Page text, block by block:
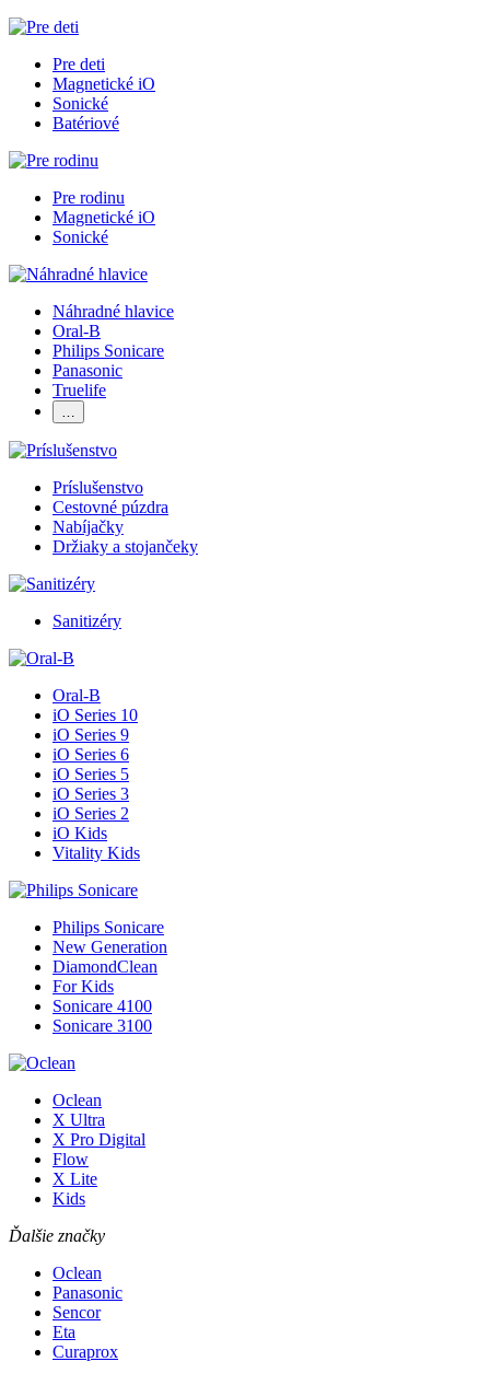
Pre deti
Magnetické iO
Sonické
Batériové
Pre rodinu
Magnetické iO
Sonické
Náhradné hlavice
Oral-B
Philips Sonicare
Panasonic
Truelife
…
Príslušenstvo
Cestovné púzdra
Nabíjačky
Držiaky a stojančeky
Sanitizéry
Oral-B
iO Series 10
iO Series 9
iO Series 6
iO Series 5
iO Series 3
iO Series 2
iO Kids
Vitality Kids
Philips Sonicare
New Generation
DiamondClean
For Kids
Sonicare 4100
Sonicare 3100
Oclean
X Ultra
X Pro Digital
Flow
X Lite
Kids
Ďalšie značky
Oclean
Panasonic
Sencor
Eta
Curaprox